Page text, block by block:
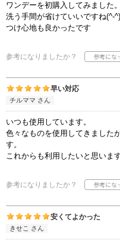
ワンデーを初購入してみました。
洗う手間が省けていいですね(^-^)
つけ心地も良かったです
参考になりましたか？
早い対応
チルママ さん
いつも使用しています。
色々なものを使用してきました
す。
これからも利用したいと思いま
参考になりましたか？
安くてよかった
きせこ さん